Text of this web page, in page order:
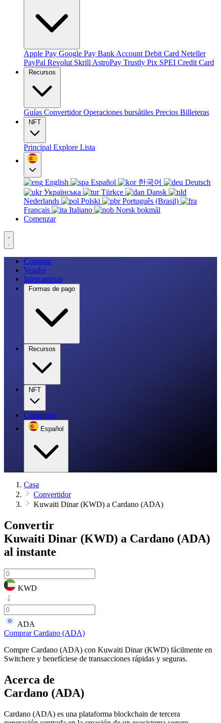
Apple Pay Google Pay Bank Account Debit Card Neteller
PayPal Revolut Skrill AstroPay Trustly Pix SPEI Credit Card
Recursos
Guías ConvertidorOperaciones bursátiles Precios Billeteras
NFT
Principal Explore Lista
English Español 한국어
Deutsch
Українська
Türkçe
Dansk
Nederlands
Polski
Português (Brasil)
Français
Italiano
Norsk bokmål
Comenzar
Comprar
Vender
Intercambiar
Formas de pago
Recursos
NFT
Comenzar
Español
Casa
Convertidor
Kuwaiti Dinar (KWD) a Cardano (ADA)
Convertir
Kuwaiti Dinar (KWD) a Cardano (ADA)
al instante
KWD
ADA
Comprar Cardano (ADA)
Compre Cardano (ADA) con Kuwaiti Dinar (KWD) fácilmente en
Switchere y benefíciese de transacciones rápidas y seguras.
Acerca de
Cardano (ADA)
Cardano (ADA) es una plataforma blockchain de tercera